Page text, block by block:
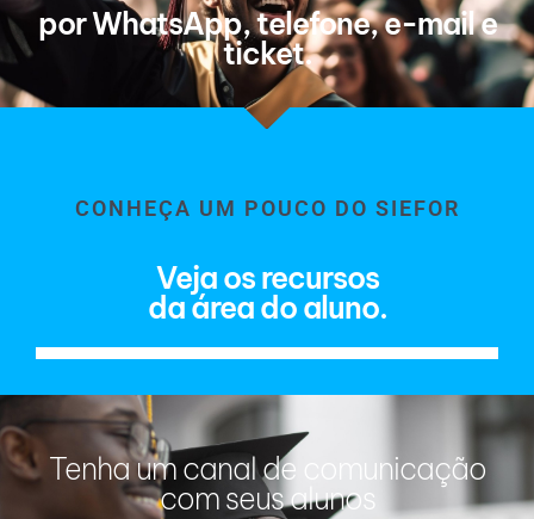
por WhatsApp, telefone, e-mail e
ticket.
CONHEÇA UM POUCO DO SIEFOR
Veja os recursos
da área do aluno.
Tenha um canal de comunicação
com seus alunos